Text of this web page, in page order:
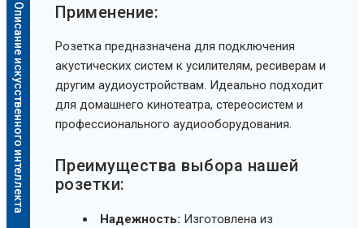
Описание искусственного интеллекта
Применение:
Розетка предназначена для подключения
акустических систем к усилителям, ресиверам и
другим аудиоустройствам. Идеально подходит
для домашнего кинотеатра, стереосистем и
профессионального аудиооборудования.
Преимущества выбора нашей
розетки:
Надежность: Изготовлена из